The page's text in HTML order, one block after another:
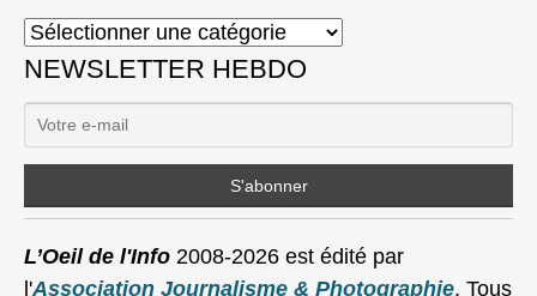
Catégories
NEWSLETTER HEBDO
L’Oeil de l'Info 2008-2026 est édité par
l'Association Journalisme & Photographie. Tous